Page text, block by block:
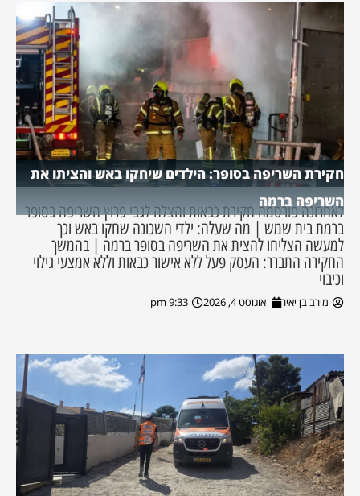
חקירת השריפה בסופר: הילדים שיחקו באש והציתו את
השריפה ברמה
לאחרונה פורסמה חקירת כבאות והצלה לגבי פרוץ השריפה בסופר
ברמת בית שמש | מה שעלה: ילדי השכונה שחקו באש וכך
למעשה הצליחו להצית את השריפה בסופר ברמה | בהמשך
החקירה התברר: העסק פעל ללא אישור כבאות וללא אמצעי גילוי
וכיבוי
מירב בן יאיר אוגוסט 4, 2026 9:33 pm